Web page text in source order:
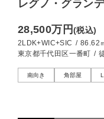
レグノ・グラン
2LDK
28,500万円(税込)
2LDK+WIC+SIC / 86.62
東京都千代田区一番町 /
南向き 角部屋